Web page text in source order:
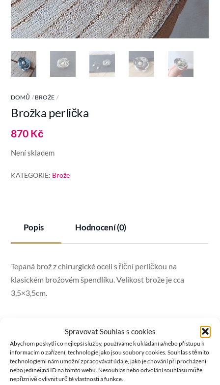
Spravovat Souhlas s cookies
Abychom poskytli co nejlepší služby, používáme k ukládání a/nebo přístupu k
informacím o zařízení, technologie jako jsou soubory cookies. Souhlas s těmito
technologiemi nám umožní zpracovávat údaje, jako je chování při procházení
nebo jedinečná ID na tomto webu. Nesouhlas nebo odvolání souhlasu může
nepříznivě ovlivnit určité vlastnosti a funkce.
DOMŮ BROŽE
Brožka perlička
870 Kč
Není skladem
KATEGORIE: Brože
Popis Hodnocení (0)
Tepaná brož z chirurgické oceli s říční perličkou na
klasickém brožovém špendlíku. Velikost brože je cca
3,5×3,5cm.
je symbolem ženy a vody, a tedy také symbolem
plodnosti. Také je vnímána jako symbol čistoty. Přináší
štěstí a zdraví, má uklidňující vliv a brání negativním
energiím a stresu. Pomáhá při zvládání hněvu. Zvyšuje